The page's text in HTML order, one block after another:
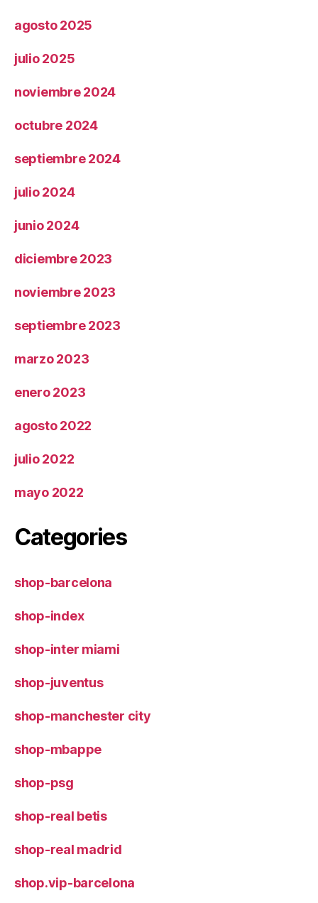
agosto 2025
julio 2025
noviembre 2024
octubre 2024
septiembre 2024
julio 2024
junio 2024
diciembre 2023
noviembre 2023
septiembre 2023
marzo 2023
enero 2023
agosto 2022
julio 2022
mayo 2022
Categories
shop-barcelona
shop-index
shop-inter miami
shop-juventus
shop-manchester city
shop-mbappe
shop-psg
shop-real betis
shop-real madrid
shop.vip-barcelona